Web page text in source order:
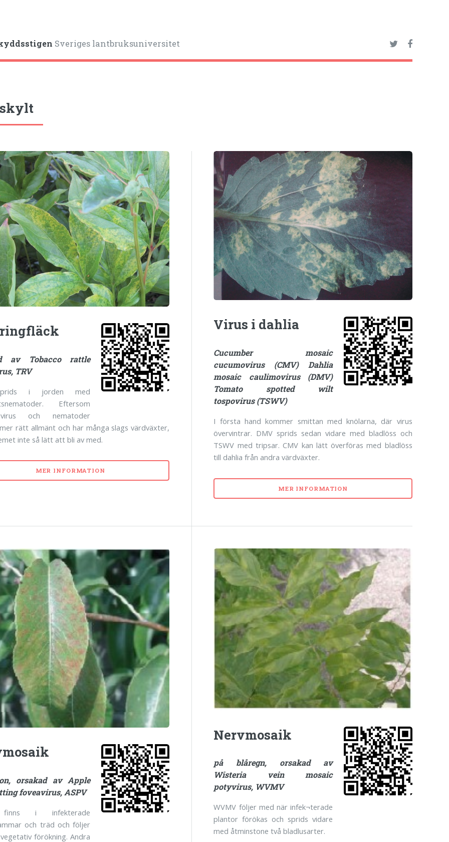
Sveriges lantbruksuniversitet
av Tobacco rattle
TRV
i jorden med
Eftersom
och nematoder
rätt allmänt och har många slags värdväxter,
inte så lätt att bli av med.
MER INFORMATION
Virus i dahlia
Cucumber mosaic
cucumovirus (CMV) Dahlia
mosaic caulimovirus (DMV)
Tomato spotted wilt
tospovirus (TSWV)
I första hand kommer smittan med knölarna, där virus
övervintrar. DMV sprids sedan vidare med bladlöss och
TSWV med tripsar. CMV kan lätt överföras med bladlöss
till dahlia från andra värdväxter.
MER INFORMATION
orsakad av Apple
foveavirus, ASPV
finns i infekterade
och träd och följer
förökning. Andra
Nervmosaik
på blåregn, orsakad av
Wisteria vein mosaic
potyvirus, WVMV
WVMV följer med när infek¬terade
plantor förökas och sprids vidare
med åtminstone två bladlusarter.